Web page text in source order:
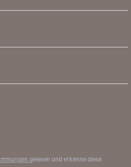
gelesen und erkenne diese